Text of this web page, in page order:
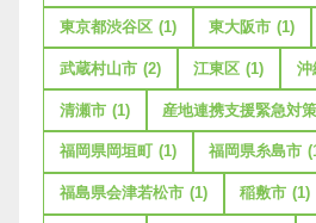
東京都渋谷区 (1) 東大阪市 (1)
武蔵村山市 (2) 江東区 (1) 沖
清瀬市 (1) 産地連携支援緊急対
福岡県岡垣町 (1) 福岡県糸島市
福島県会津若松市 (1) 稲敷市 (1)